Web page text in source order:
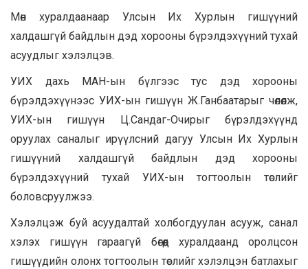
Мөн хуралдаанаар Улсын Их Хурлын гишүүний
халдашгүй байдлын дэд хорооны бүрэлдэхүүний тухай
асуудлыг хэлэлцэв.
УИХ дахь МАН-ын бүлгээс тус дэд хорооны
бүрэлдэхүүнээс УИХ-ын гишүүн Ж.Ганбаатарыг чөлөөлж,
УИХ-ын гишүүн Ц.Сандаг-Очирыг бүрэлдэхүүнд
оруулах саналыг ирүүлсний дагуу Улсын Их Хурлын
гишүүний халдашгүй байдлын дэд хорооны
бүрэлдэхүүний тухай УИХ-ын тогтоолын төслийг
боловсруулжээ.
Хэлэлцэж буй асуудалтай холбогдуулан асууж, санал
хэлэх гишүүн гараагүй бөгөөд хуралдаанд оролцсон
гишүүдийн олонх тогтоолын төслийг хэлэлцэн батлахыг